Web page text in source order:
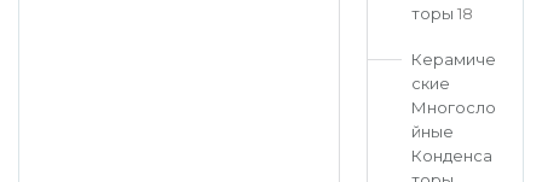
торы 18
Керамиче
ские
Многосло
йные
Конденса